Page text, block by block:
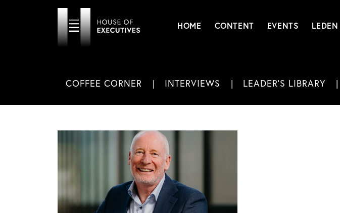
HOME CONTENT EVENTS LEDEN
COFFEE CORNER INTERVIEWS LEADER'S LIBRARY